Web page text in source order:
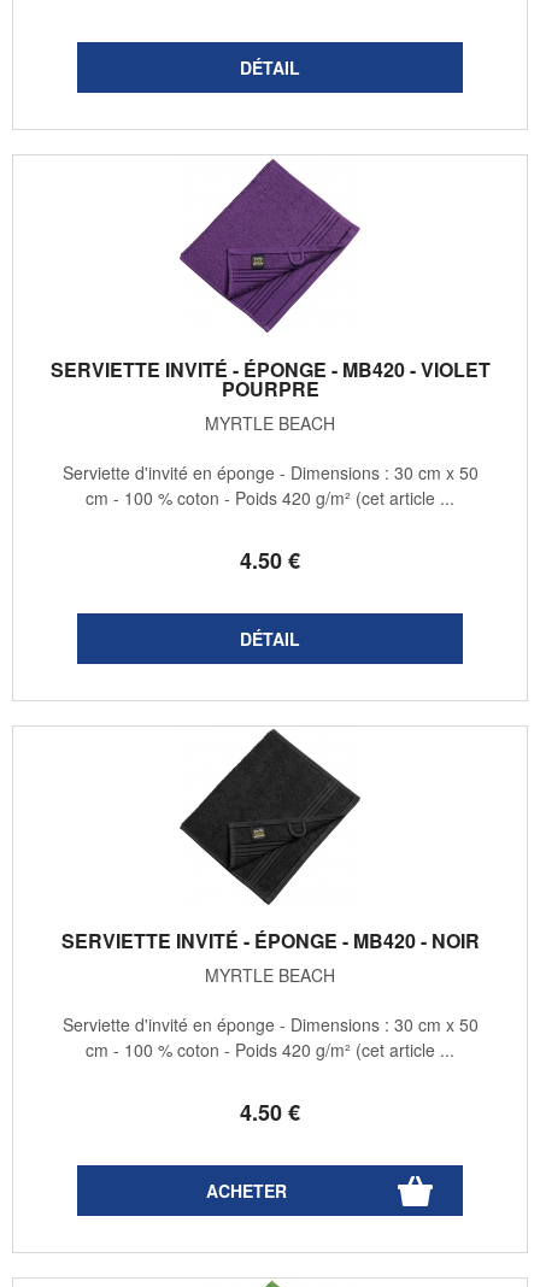
SERVIETTE INVITÉ - ÉPONGE - MB420 - VIOLET
POURPRE
MYRTLE BEACH
4.50€
Serviette d'invité en éponge - Dimensions : 30 cm x 50
cm - 100 % coton - Poids 420 g/m² (cet article ...
SERVIETTE INVITÉ - ÉPONGE - MB420 - NOIR
MYRTLE BEACH
4.50€
Serviette d'invité en éponge - Dimensions : 30 cm x 50
cm - 100 % coton - Poids 420 g/m² (cet article ...